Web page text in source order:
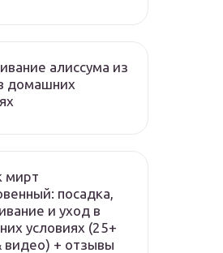
алиссума из
домашних
мирт
посадка,
и уход в
условиях (25+
видео) + отзывы